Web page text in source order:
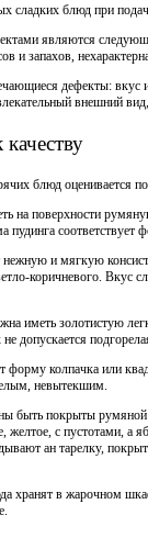
сладких блюд при
являются
и запахов,
дефекты: вкус
внешний
блюд оценивается
на поверхности
соответствует
нежную и мягкую
коричневого. Вкус
иметь золотистую
допускается
форму колпачка или
невытекшим.
быть покрыты
желтое, с пустотами, а
ан тарелку,
хранят в жарочном